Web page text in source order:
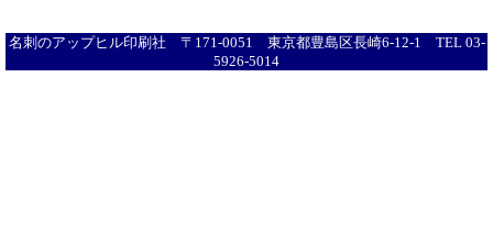
名刺のアップヒル印刷社 〒171-0051 東京都豊島区長崎6-12-1 TEL 03-
5926-5014